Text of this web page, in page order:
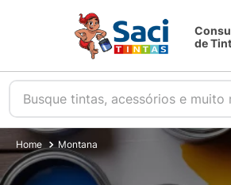
de
Busque tintas, acessórios e muito
Montana